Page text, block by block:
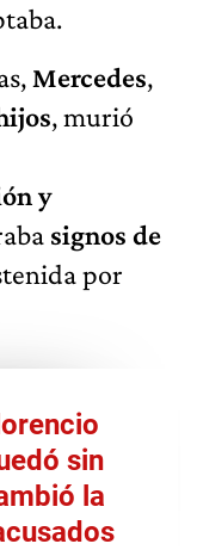
Mercedes,
, murió
y
signos de
por
sin
la